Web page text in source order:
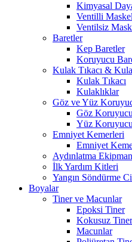
Kimyasal
Ventilli
Ventilsiz
Baretler
Kep Baretler
Koruyucu
Kulak Tıkacı &
Kulak Tıkacı
Kulaklıklar
Göz ve Yüz
Göz
Yüz
Emniyet Kemerleri
Emniyet
Aydınlatma
İlk Yardım Kitleri
Yangın Söndürme
Boyalar
Tiner ve Macunlar
Epoksi Tiner
Kokusuz Tiner
Macunlar